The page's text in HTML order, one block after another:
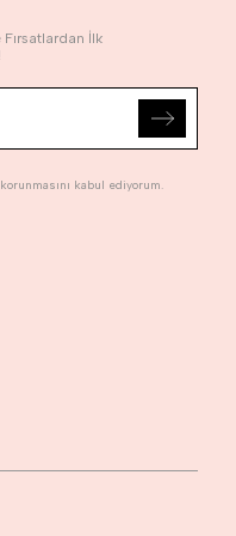
İlk
korunmasını kabul ediyorum.